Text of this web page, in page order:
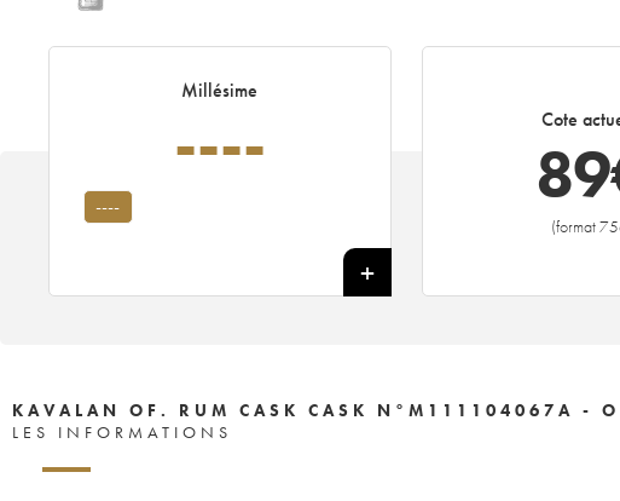
Millésime
----
----
Cote
89
(format
KAVALAN OF. RUM CASK CASK N°M111104067A -
LES INFORMATIONS